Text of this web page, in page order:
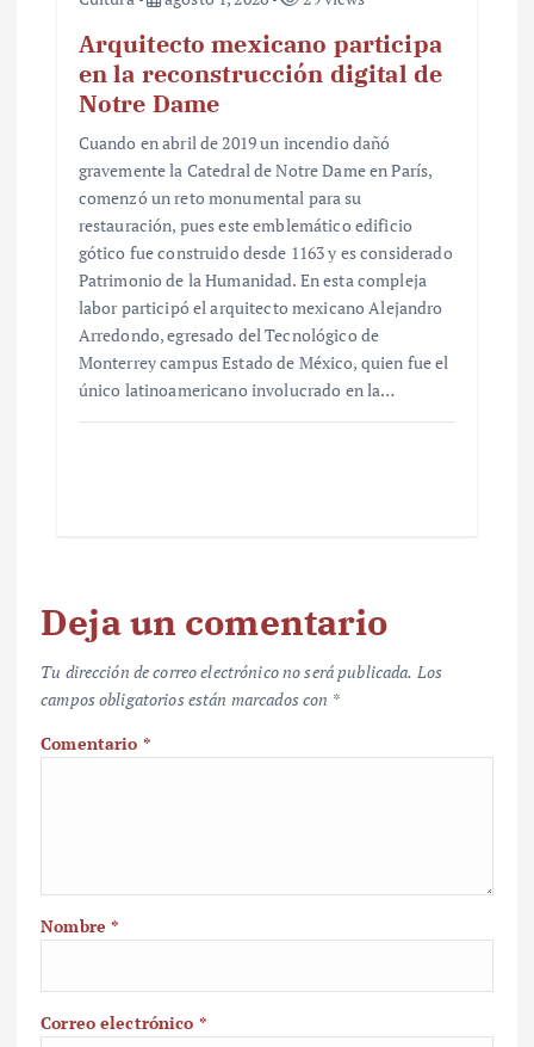
Arquitecto mexicano participa
en la reconstrucción digital de
Notre Dame
Cuando en abril de 2019 un incendio dañó
gravemente la Catedral de Notre Dame en París,
comenzó un reto monumental para su
restauración, pues este emblemático edificio
gótico fue construido desde 1163 y es considerado
Patrimonio de la Humanidad. En esta compleja
labor participó el arquitecto mexicano Alejandro
Arredondo, egresado del Tecnológico de
Monterrey campus Estado de México, quien fue el
único latinoamericano involucrado en la…
Deja un comentario
Tu dirección de correo electrónico no será publicada. Los
campos obligatorios están marcados con *
Comentario *
Nombre*
Correo electrónico *